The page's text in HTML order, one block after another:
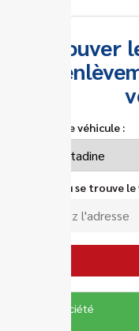
Trouver
Type de véhicule :
Lieu où se trouve
Société